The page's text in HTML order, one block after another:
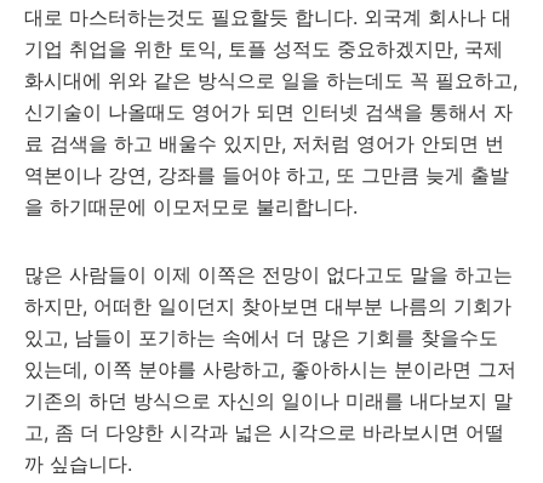
대로 마스터하는것도 필요할듯 합니다. 외국계 회사나 대
기업 취업을 위한 토익, 토플 성적도 중요하겠지만, 국제
화시대에 위와 같은 방식으로 일을 하는데도 꼭 필요하고,
신기술이 나올때도 영어가 되면 인터넷 검색을 통해서 자
료 검색을 하고 배울수 있지만, 저처럼 영어가 안되면 번
역본이나 강연, 강좌를 들어야 하고, 또 그만큼 늦게 출발
을 하기때문에 이모저모로 불리합니다.
많은 사람들이 이제 이쪽은 전망이 없다고도 말을 하고는
하지만, 어떠한 일이던지 찾아보면 대부분 나름의 기회가
있고, 남들이 포기하는 속에서 더 많은 기회를 찾을수도
있는데, 이쪽 분야를 사랑하고, 좋아하시는 분이라면 그저
기존의 하던 방식으로 자신의 일이나 미래를 내다보지 말
고, 좀 더 다양한 시각과 넓은 시각으로 바라보시면 어떨
까 싶습니다.